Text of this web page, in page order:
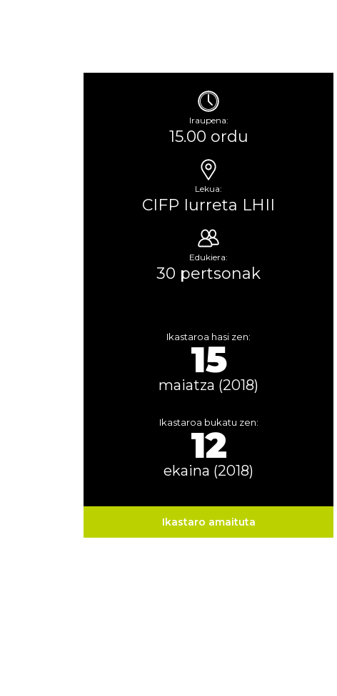
Iraupena:
15.00 ordu
Lekua:
CIFP Iurreta LHII
Edukiera:
30 pertsonak
Ikastaroa hasi zen:
15
maiatza (2018)
Ikastaroa bukatu zen:
12
ekaina (2018)
Ikastaro amaituta